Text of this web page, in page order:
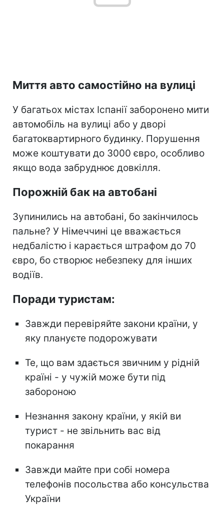
Миття авто самостійно на вулиці
У багатьох містах Іспанії заборонено мити
автомобіль на вулиці або у дворі
багатоквартирного будинку. Порушення
може коштувати до 3000 євро, особливо
якщо вода забруднює довкілля.
Порожній бак на автобані
Зупинились на автобані, бо закінчилось
пальне? У Німеччині це вважається
недбалістю і карається штрафом до 70
євро, бо створює небезпеку для інших
водіїв.
Поради туристам:
Завжди перевіряйте закони країни, у
яку плануєте подорожувати
Те, що вам здається звичним у рідній
країні - у чужій може бути під
забороною
Незнання закону країни, у якій ви
турист - не звільнить вас від
покарання
Завжди майте при собі номера
телефонів посольства або консульства
України